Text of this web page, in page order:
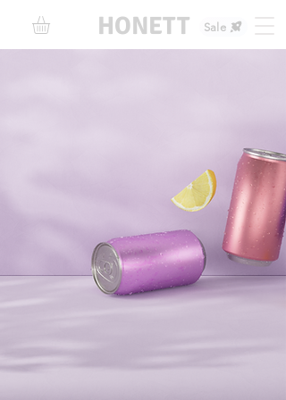
Sale
HONETT